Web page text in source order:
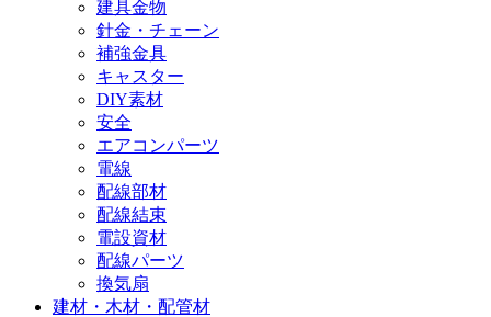
建具金物
針金・チェーン
補強金具
キャスター
DIY素材
安全
エアコンパーツ
電線
配線部材
配線結束
電設資材
配線パーツ
換気扇
建材・木材・配管材